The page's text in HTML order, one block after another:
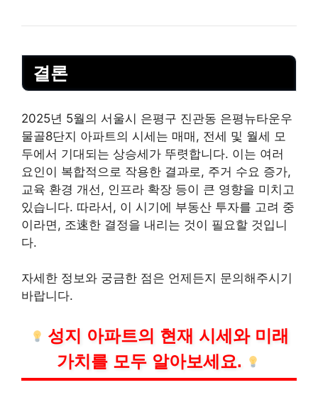
결론
2025년 5월의 서울시 은평구 진관동 은평뉴타운우
물골8단지 아파트의 시세는 매매, 전세 및 월세 모
두에서 기대되는 상승세가 뚜렷합니다. 이는 여러
요인이 복합적으로 작용한 결과로, 주거 수요 증가,
교육 환경 개선, 인프라 확장 등이 큰 영향을 미치고
있습니다. 따라서, 이 시기에 부동산 투자를 고려 중
이라면, 조速한 결정을 내리는 것이 필요할 것입니
다.
자세한 정보와 궁금한 점은 언제든지 문의해주시기
바랍니다.
성지 아파트의 현재 시세와 미래
가치를 모두 알아보세요.